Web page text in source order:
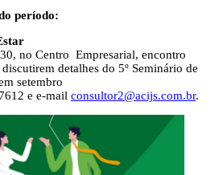
período:
no Centro Empresarial, encontro
detalhes do 5º Seminário de
setembro
e e-mail consultor2@acijs.com.br.